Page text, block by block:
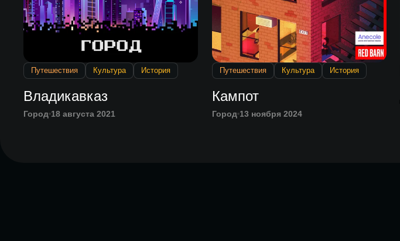
Путешествия Культура История
Владикавказ
Город 18 августа 2021
Путешествия Культура История
Кампот
Город 13 ноября 2024